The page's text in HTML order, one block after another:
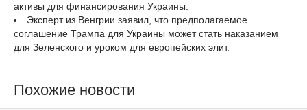
активы для финансирования Украины.
Эксперт из Венгрии заявил, что предполагаемое
соглашение Трампа для Украины может стать наказанием
для Зеленского и уроком для европейских элит.
Похожие новости